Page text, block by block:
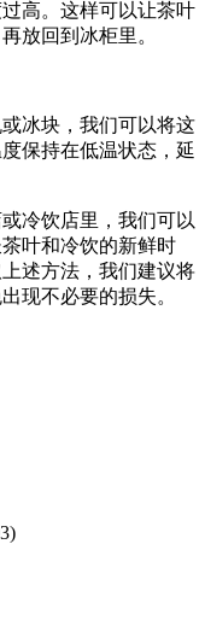
高。这样可以让茶叶
放回到冰柜里。
冰块，我们可以将这
保持在低温状态，延
冷饮店里，我们可以
叶和冷饮的新鲜时
述方法，我们建议将
现不必要的损失。